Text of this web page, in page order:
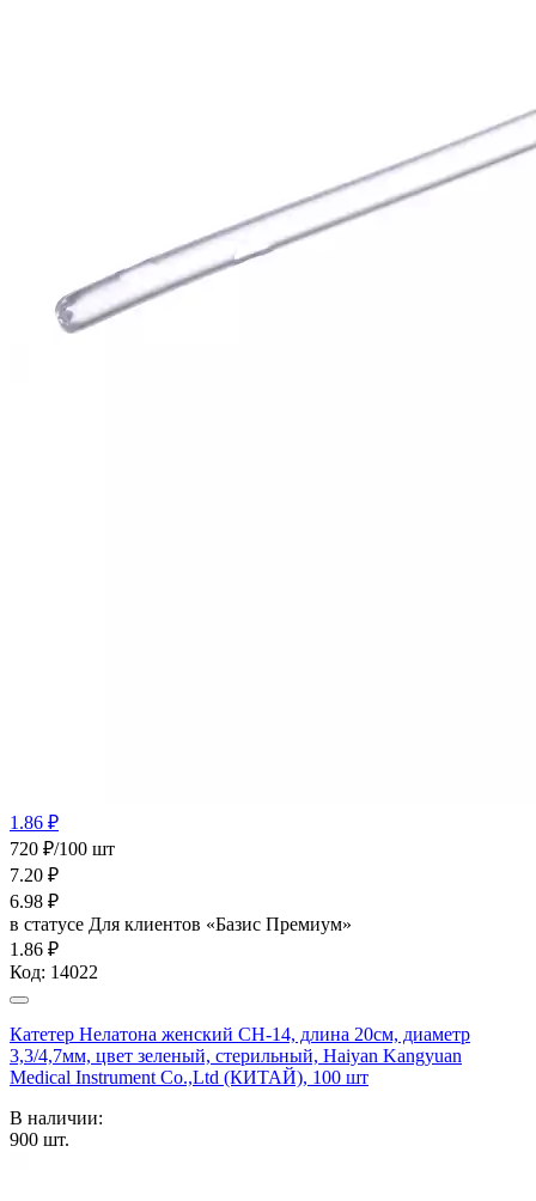
1.86 ₽
720 ₽/100 шт
7.20 ₽
6.98 ₽
в статусе Для клиентов «Базис Премиум»
1.86 ₽
Код: 14022
Катетер Нелатона женский CH-14, длина 20см, диаметр
3,3/4,7мм, цвет зеленый, стерильный, Haiyan Kangyuan
Medical Instrument Co.,Ltd (КИТАЙ), 100 шт
В наличии:
900 шт.